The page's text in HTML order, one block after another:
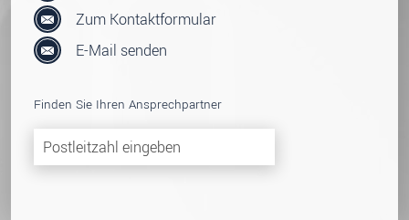
Zum Kontaktformular
E-Mail senden
Finden Sie Ihren Ansprechpartner